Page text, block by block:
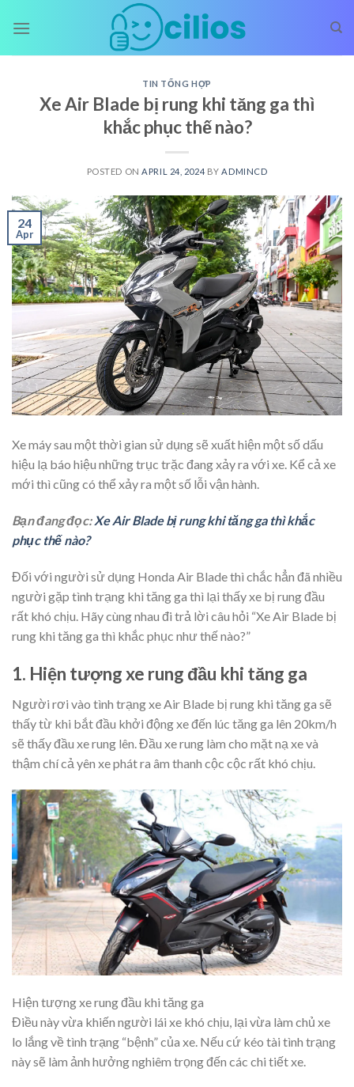
TIN TỔNG HỢP
Xe Air Blade bị rung khi tăng ga thì
khắc phục thế nào?
POSTED ON APRIL 24, 2024 BY ADMINCD
24
Apr
Xe máy sau một thời gian sử dụng sẽ xuất hiện một số dấu
hiệu lạ báo hiệu những trục trặc đang xảy ra với xe. Kể cả xe
mới thì cũng có thể xảy ra một số lỗi vận hành.
Bạn đang đọc:Xe Air Blade bị rung khi tăng ga thì khắc
phục thế nào?
Đối với người sử dụng Honda Air Blade thì chắc hẳn đã nhiều
người gặp tình trạng khi tăng ga thì lại thấy xe bị rung đầu
rất khó chịu. Hãy cùng nhau đi trả lời câu hỏi “Xe Air Blade bị
rung khi tăng ga thì khắc phục như thế nào?”
1. Hiện tượng xe rung đầu khi tăng ga
Người rơi vào tình trạng xe Air Blade bị rung khi tăng ga sẽ
thấy từ khi bắt đầu khởi động xe đến lúc tăng ga lên 20km/h
sẽ thấy đầu xe rung lên. Đầu xe rung làm cho mặt nạ xe và
thậm chí cả yên xe phát ra âm thanh cộc cộc rất khó chịu.
Hiện tượng xe rung đầu khi tăng ga
Điều này vừa khiến người lái xe khó chịu, lại vừa làm chủ xe
lo lắng về tình trạng “bệnh” của xe. Nếu cứ kéo tài tình trạng
này sẽ làm ảnh hưởng nghiêm trọng đến các chi tiết xe.